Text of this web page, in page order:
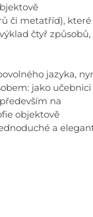
či metatříd), které
čtyř způsobů,
jazyka,
jako učebnici
na
objektově
a